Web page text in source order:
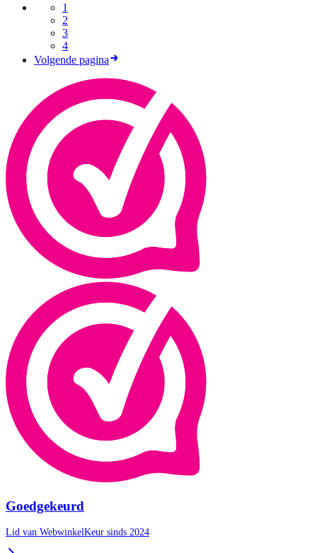
1
2
3
4
Volgende pagina
Goedgekeurd
Lid van WebwinkelKeur sinds 2024